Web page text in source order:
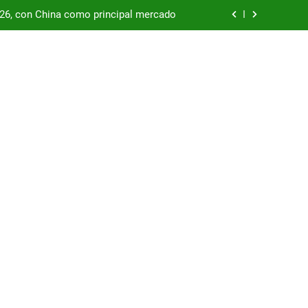
con China como principal mercado
con China como principal mercado
enfrentar una segunda oleada de
supera los USD 100.000 millones